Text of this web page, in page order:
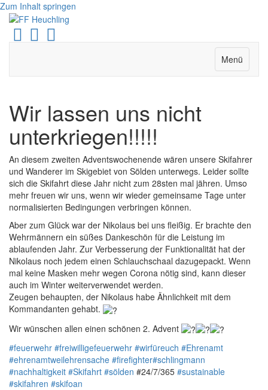
Zum Inhalt springen
FacebookYoutubeInstagram
Menü
Wir lassen uns nicht
unterkriegen!!!!!
An diesem zweiten Adventswochenende wären unsere Skifahrer
und Wanderer im Skigebiet von Sölden unterwegs. Leider sollte
sich die Skifahrt diese Jahr nicht zum 28sten mal jähren. Umso
mehr freuen wir uns, wenn wir wieder gemeinsame Tage unter
normalisierten Bedingungen verbringen können.
Aber zum Glück war der Nikolaus bei uns fleißig. Er brachte den
Wehrmännern ein süßes Dankeschön für die Leistung im
ablaufenden Jahr. Zur Verbesserung der Funktionalität hat der
Nikolaus noch jedem einen Schlauchschaal dazugepackt. Wenn
mal keine Masken mehr wegen Corona nötig sind, kann dieser
auch im Winter weiterverwendet werden.
Zeugen behaupten, der Nikolaus habe Ähnlichkeit mit dem
Kommandanten gehabt.
Wir wünschen allen einen schönen 2. Advent
#feuerwehr #freiwilligefeuerwehr #wirfüreuch #Ehrenamt
#ehrenamtweilehrensache #firefighter#schlingmann
#nachhaltigkeit #Skifahrt #sölden #24/7/365 #sustainable
#skifahren #skifoan